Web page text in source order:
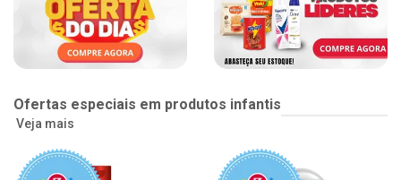
Ofertas especiais em produtos infantis
Veja mais